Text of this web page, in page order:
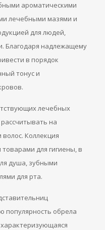
ароматическими
лечебными мазями и
для людей,
Благодаря надлежащему
в порядок
тонус и
лечебных
на
Коллекция
для гигиены, в
душа, зубными
для рта.
популярность обрела